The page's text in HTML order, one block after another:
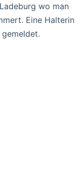
wo man
Eine Halterin